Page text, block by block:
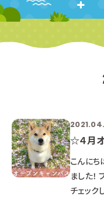
☆４月
こんに
ました！
チェック